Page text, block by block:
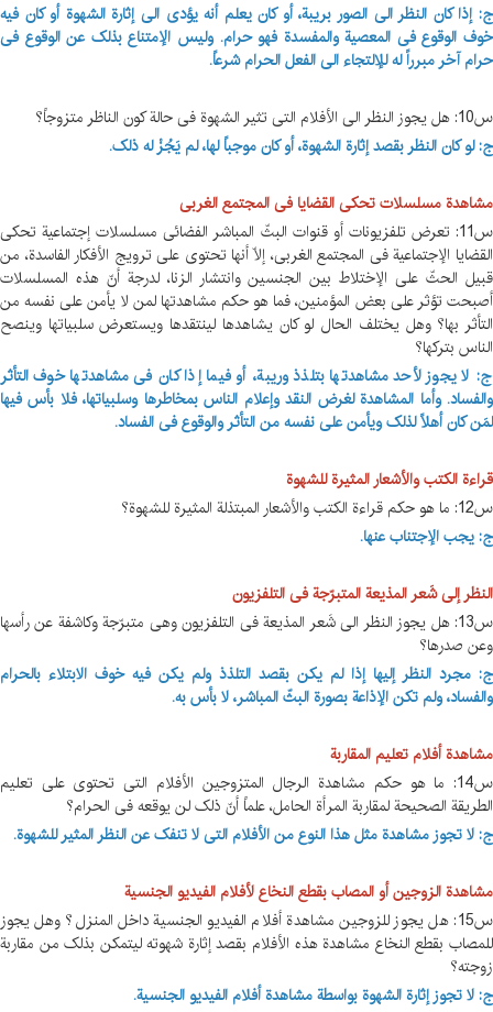
ج: إذا کان النظر الی الصور بریبة، أو کان یعلم أنه یؤدی الی إثارة الشهوة أو کان فیه
خوف الوقوع فی المعصیة‌ والمفسدة فهو حرام. ولیس الإمتناع بذلک عن الوقوع فی
حرام آخر مبرراً له للإلتجاء الی الفعل الحرام شرعاً.
س10: هل یجوز النظر الی الأفلام التی تثیر الشهوة فی حالة کون الناظر متزوجاً؟
ج: لو کان النظر بقصد إثارة الشهوة، أو کان موجباً لها، لم یَجُزْ له ذلک.
مشاهدة مسلسلات تحکی القضایا فی المجتمع الغربی
س11: تعرض تلفزیونات أو قنوات البثّ المباشر الفضائی مسلسلات إجتماعیة تحکی
القضایا الإجتماعیة فی المجتمع الغربی، إلاّ أنها تحتوی علی ترویج الأفکار الفاسدة، من
قبیل الحثّ علی الإختلاط بین الجنسین وانتشار الزنا، لدرجة أنّ هذه المسلسلات
أصبحت تؤثر علی بعض المؤمنین، فما هو حکم مشاهدتها لمن لا یأمن علی نفسه من
التأثر بها؟ وهل یختلف الحال لو کان یشاهدها لینتقدها ویستعرض سلبیاتها وینصح
الناس بترکها؟
ج: لا یجوز لأحد مشاهدتها بتلذذ وریبة، أو فیما إذا کان فی مشاهدتها خوف التأثر
والفساد. وأما المشاهدة لغرض النقد وإعلام الناس بمخاطرها وسلبیاتها، فلا بأس فیها
لمَن کان أهلاً لذلک ویأمن علی نفسه من التأثر والوقوع فی الفساد.
قراءة الکتب والأشعار المثیرة للشهوة
س12: ما هو حکم قراءة الکتب والأشعار المبتذلة المثیرة للشهوة؟
ج: یجب الإجتناب عنها.
النظر إلی شَعر المذیعة المتبرّجة فی التلفزیون
س13: هل یجوز النظر الی شَعر المذیعة فی التلفزیون وهی متبرّجة وکاشفة عن رأسها
وعن صدرها؟
ج: مجرد النظر إلیها إذا لم یکن بقصد التلذذ ولم یکن فیه خوف الابتلاء بالحرام
والفساد، ولم تکن الإذاعة بصورة البثّ المباشر، لا بأس به.
مشاهدة أفلام تعلیم المقاربة
س14: ما هو حکم مشاهدة الرجال المتزوجین الأفلام التی تحتوی علی تعلیم
الطریقة الصحیحة لمقاربة المرأة الحامل، علماً أنّ ذلک لن یوقعه فی الحرام؟
ج: لا تجوز مشاهدة مثل هذا النوع من الأفلام التی لا تنفک عن النظر المثیر للشهوة.
مشاهدة الزوجین أو المصاب بقطع النخاع لأفلام الفیدیو الجنسیة
س15: هل یجوز للزوجین مشاهدة أفلام الفیدیو الجنسیة داخل المنزل؟ وهل یجوز
للمصاب بقطع النخاع مشاهدة هذه الأفلام بقصد إثارة شهوته لیتمکن بذلک من مقاربة
زوجته؟
ج: لا تجوز إثارة الشهوة بواسطة مشاهدة أفلام الفیدیو الجنسیة.